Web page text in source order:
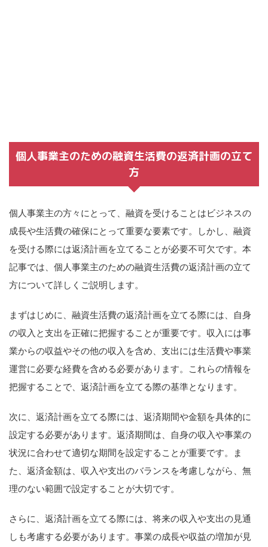
個人事業主のための融資生活費の返済計画の立て
方
個人事業主の方々にとって、融資を受けることはビジネスの
成長や生活費の確保にとって重要な要素です。しかし、融資
を受ける際には返済計画を立てることが必要不可欠です。本
記事では、個人事業主のための融資生活費の返済計画の立て
方について詳しくご説明します。
まずはじめに、融資生活費の返済計画を立てる際には、自身
の収入と支出を正確に把握することが重要です。収入には事
業からの収益やその他の収入を含め、支出には生活費や事業
運営に必要な経費を含める必要があります。これらの情報を
把握することで、返済計画を立てる際の基準となります。
次に、返済計画を立てる際には、返済期間や金額を具体的に
設定する必要があります。返済期間は、自身の収入や事業の
状況に合わせて適切な期間を設定することが重要です。ま
た、返済金額は、収入や支出のバランスを考慮しながら、無
理のない範囲で設定することが大切です。
さらに、返済計画を立てる際には、将来の収入や支出の見通
しも考慮する必要があります。事業の成長や収益の増加が見